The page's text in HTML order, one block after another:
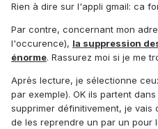
Rien à dire sur l'appli gmail: ca
Par contre, concernant mon
l'occurence), la suppression
énorme. Rassurez moi si je me
Après lecture, je sélectionne
par exemple). OK ils partent
supprimer définitivement, je vais
de les reprendre un par un pour